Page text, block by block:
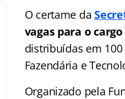
O certame da
vagas para o
distribuídas em 100
Fazendária e
Organizado pela